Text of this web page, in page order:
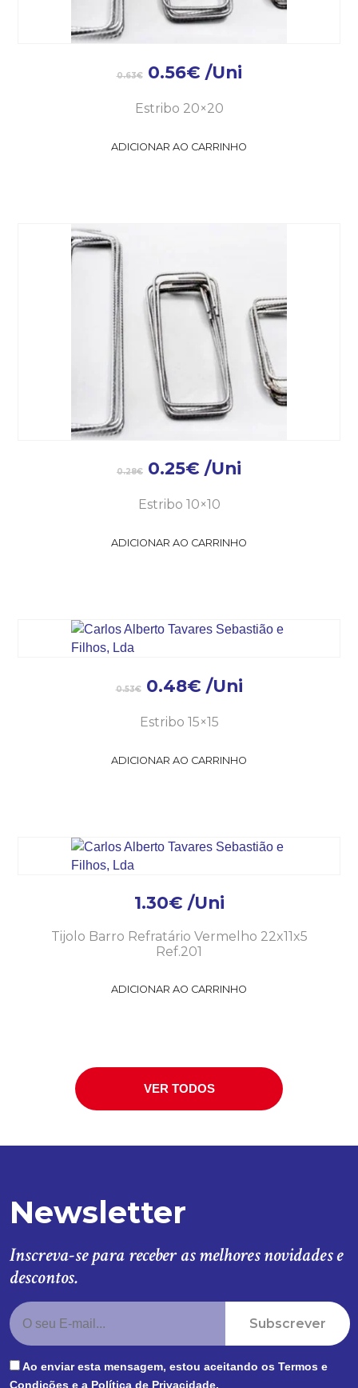
0.63€ 0.56€ /Uni
Estribo 20×20
ADICIONAR AO CARRINHO
0.28€ 0.25€ /Uni
Estribo 10×10
ADICIONAR AO CARRINHO
0.53€ 0.48€ /Uni
Estribo 15×15
ADICIONAR AO CARRINHO
1.30€ /Uni
Tijolo Barro Refratário Vermelho 22x11x5
Ref.201
ADICIONAR AO CARRINHO
VER TODOS
Newsletter
Inscreva-se para receber as melhores novidades e
descontos.
Subscrever
Ao enviar esta mensagem, estou aceitando os Termos e
Condições e a Política de Privacidade.